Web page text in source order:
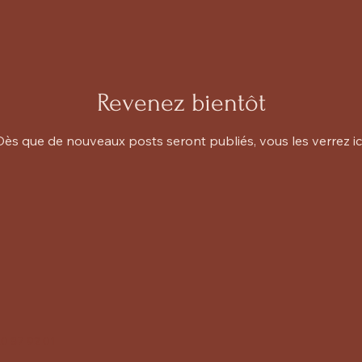
Revenez bientôt
que de nouveaux posts seront publiés, vous les verrez